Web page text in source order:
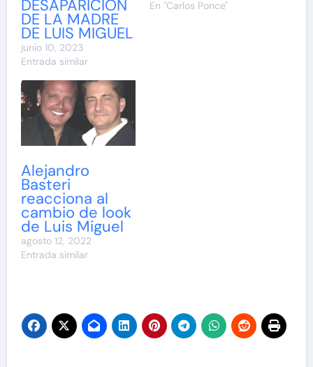
DESAPARICIÓN
DE LA MADRE
DE LUIS MIGUEL
junio 10, 2023
Entrada similar
En "Carlos Ponce"
Alejandro
Basteri
reacciona al
cambio de look
de Luis Miguel
agosto 12, 2022
Entrada similar